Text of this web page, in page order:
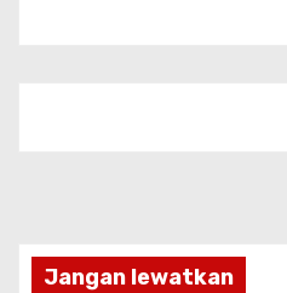
Jangan lewatkan